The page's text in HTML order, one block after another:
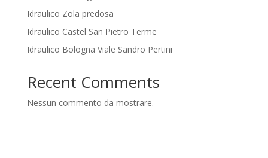
Idraulico Zola predosa
Idraulico Castel San Pietro Terme
Idraulico Bologna Viale Sandro Pertini
Recent Comments
Nessun commento da mostrare.